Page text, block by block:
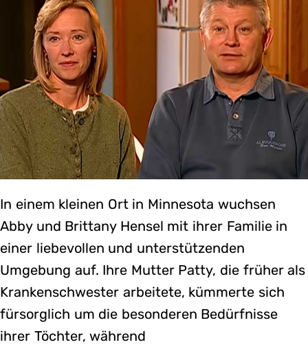
In einem kleinen Ort in Minnesota wuchsen
Abby und Brittany Hensel mit ihrer Familie in
einer liebevollen und unterstützenden
Umgebung auf. Ihre Mutter Patty, die früher als
Krankenschwester arbeitete, kümmerte sich
fürsorglich um die besonderen Bedürfnisse
ihrer Töchter, während